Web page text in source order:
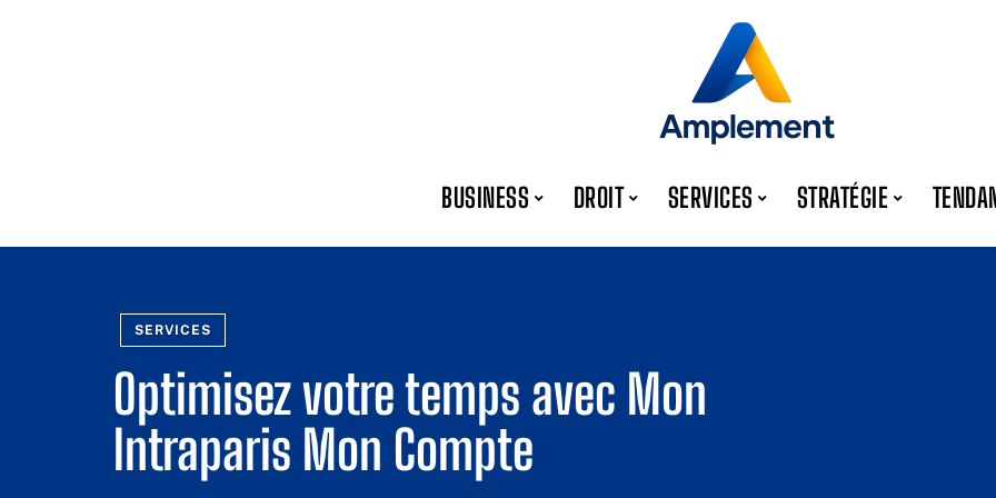
BUSINESS DROIT SERVICES STRATÉGIE
SERVICES
Optimisez votre temps avec Mon
Intraparis Mon Compte